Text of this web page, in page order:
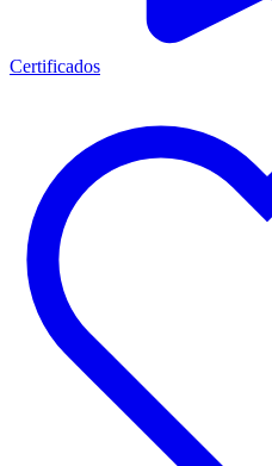
Certificados